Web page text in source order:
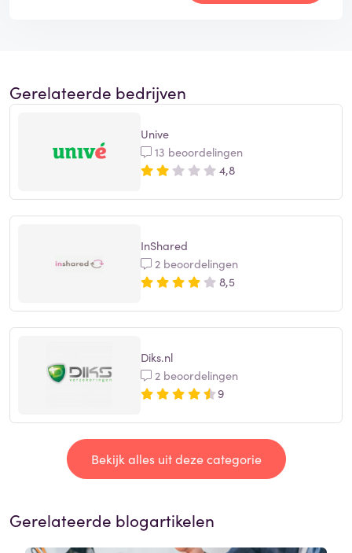
Gerelateerde bedrijven
Unive
13 beoordelingen
4,8
InShared
2 beoordelingen
8,5
Diks.nl
2 beoordelingen
9
Bekijk alles uit deze categorie
Gerelateerde blogartikelen